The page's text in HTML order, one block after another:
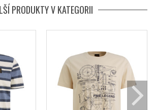
PRODUKTY V KATEGORII